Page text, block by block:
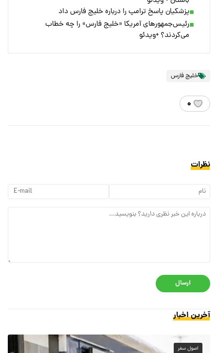
پزشکیان پاسخ ترامپ را درباره خلیج فارس داد
رئیس‌جمهورهای آمریکا «خلیج فارس» را چه خطاب
می‌کردند؟ +ویدئو
خلیج فارس
۰
نظرات
ارسال
آخرین اخبار
اصول سفر